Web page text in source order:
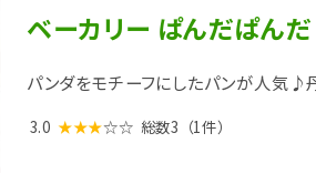
ベーカリー ぱんだぱんだ
パンダをモチーフにしたパンが人気
3.0 ★★★☆☆ 総数3 （1件）